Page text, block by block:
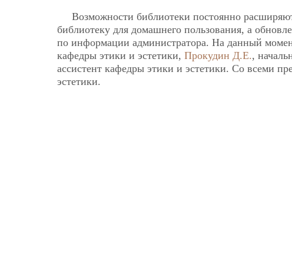
Возможности библиотеки постоянно
библиотеку для домашнего пользования, а
по информации администратора. На данный
кафедры этики и эстетики, Прокудин Д.Е.,
ассистент кафедры этики и эстетики. Со всеми
эстетики.